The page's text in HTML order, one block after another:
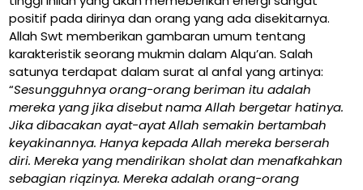
positif pada dirinya dan orang yang ada disekitarnya.
Allah Swt memberikan gambaran umum tentang
karakteristik seorang mukmin dalam Alqu’an. Salah
satunya terdapat dalam surat al anfal yang artinya:
“Sesungguhnya orang-orang beriman itu adalah
mereka yang jika disebut nama Allah bergetar hatinya.
Jika dibacakan ayat-ayat Allah semakin bertambah
keyakinannya. Hanya kepada Allah mereka berserah
diri. Mereka yang mendirikan sholat dan menafkahkan
sebagian riqzinya. Mereka adalah orang-orang